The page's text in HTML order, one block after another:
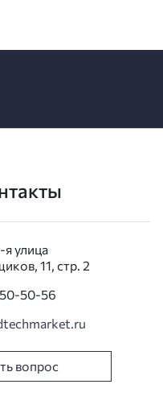
улица
11, стр. 2
50-56
вопрос